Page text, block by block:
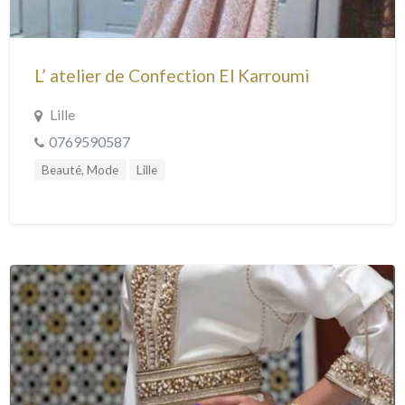
L’ atelier de Confection El Karroumi
Lille
0769590587
Beauté, Mode Lille